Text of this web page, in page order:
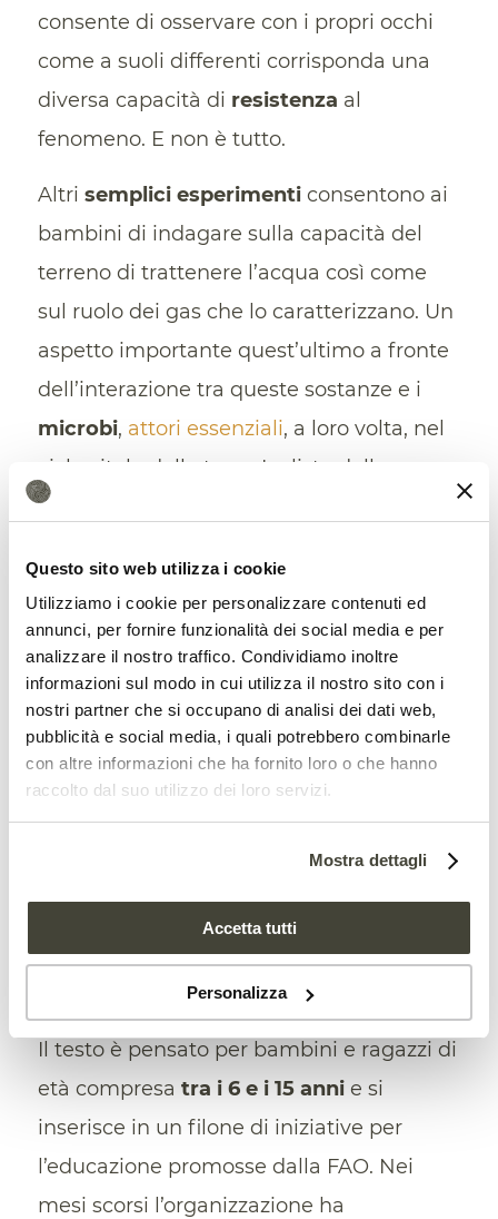
Questo sito web utilizza i cookie
Utilizziamo i cookie per personalizzare contenuti ed
annunci, per fornire funzionalità dei social media e per
analizzare il nostro traffico. Condividiamo inoltre
informazioni sul modo in cui utilizza il nostro sito con i
nostri partner che si occupano di analisi dei dati web,
pubblicità e social media, i quali potrebbero combinarle
con altre informazioni che ha fornito loro o che hanno
raccolto dal suo utilizzo dei loro servizi.
Mostra dettagli
Accetta tutti
Personalizza
consente di osservare con i propri occhi
come a suoli differenti corrisponda una
diversa capacità di resistenza al
fenomeno. E non è tutto.
Altri semplici esperimenticonsentono ai
bambini di indagare sulla capacità del
terreno di trattenere l’acqua così come
sul ruolo dei gas che lo caratterizzano. Un
aspetto importante quest’ultimo a fronte
dell’interazione tra queste sostanze e i
microbi, attori essenziali, a loro volta, nel
ciclo vitale della terra. La lista delle
attività prosegue poi alla scoperta degli
rivela un mondo complesso e
affascinante.
La bioeconomia? È un gioco da
bambini
“Ricordatevi di trattare la natura
con rispetto”
Il testo è pensato per bambini e ragazzi di
età compresa tra i 6 e i 15 annie si
inserisce in un filone di iniziative per
l’educazione promosse dalla FAO. Nei
mesi scorsi l’organizzazione ha